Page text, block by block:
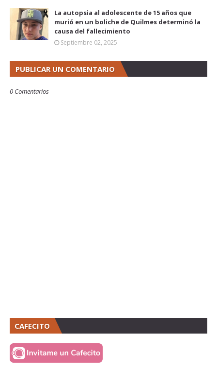
La autopsia al adolescente de 15 años que
murió en un boliche de Quilmes determinó la
causa del fallecimiento
Septiembre 02, 2025
PUBLICAR UN COMENTARIO
0 Comentarios
CAFECITO